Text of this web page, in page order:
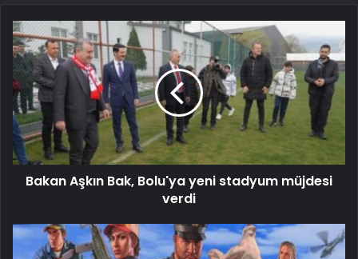
Bakan Aşkın Bak, Bolu'ya yeni stadyum müjdesi
verdi